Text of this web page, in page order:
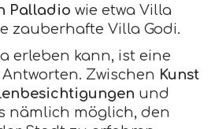
Palladio wie etwa Villa
zauberhafte Villa Godi.
erleben kann, ist eine
Zwischen Kunst
und
nämlich möglich, den